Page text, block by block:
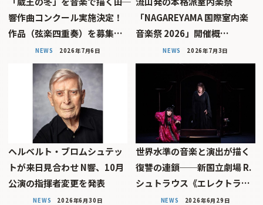
響作曲コンクール実施決定！
作品（弦楽四重奏）を募集…
NEWS 2026年7月6日
「NAGAREYAMA 国際室内楽
音楽祭 2026」開催概…
NEWS 2026年7月3日
ヘルベルト・ブロムシュテッ
トが来日見合わせ N響、10月
公演の指揮者変更を発表
NEWS 2026年6月30日
世界水準の音楽と演出が描く
復讐の連鎖──新国立劇場 R.
シュトラウス《エレクトラ…
NEWS 2026年6月29日